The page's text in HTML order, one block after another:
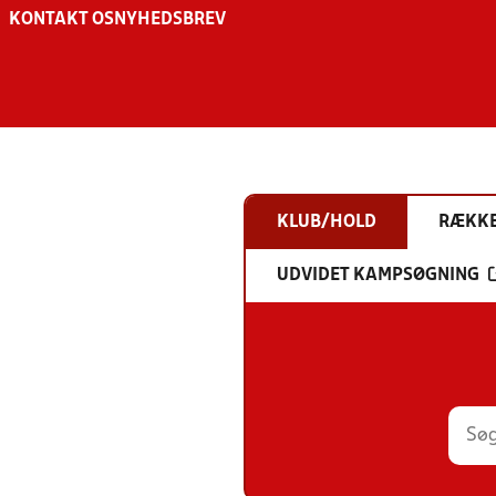
KONTAKT OS NYHEDSBREV
KLUB/HOLD
UDVIDET KAMPSØGNING